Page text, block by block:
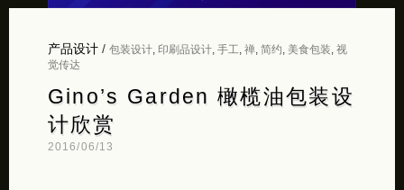
产品设计/ 包装设计, 印刷品设计, 手工 禅, 简约 美食包装 视
觉传达
Gino’s Garden 橄榄油包装设
计欣赏
2016/06/13